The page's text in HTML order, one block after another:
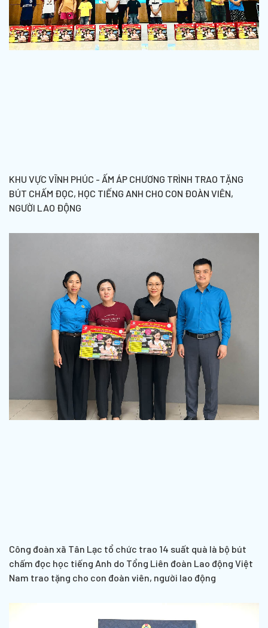
KHU VỰC VĨNH PHÚC - ẤM ÁP CHƯƠNG TRÌNH TRAO TẶNG
BÚT CHẤM ĐỌC, HỌC TIẾNG ANH CHO CON ĐOÀN VIÊN,
NGƯỜI LAO ĐỘNG
Công đoàn xã Tân Lạc tổ chức trao 14 suất quà là bộ bút
chấm đọc học tiếng Anh do Tổng Liên đoàn Lao động Việt
Nam trao tặng cho con đoàn viên, người lao động